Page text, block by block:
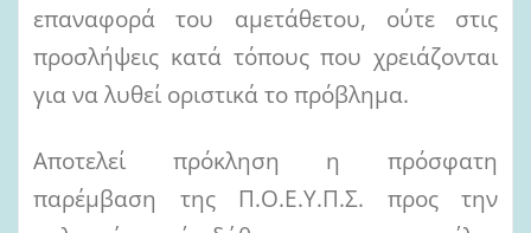
επαναφορά του αμετάθετου, ούτε στις
προσλήψεις κατά τόπους που χρειάζονται
για να λυθεί οριστικά το πρόβλημα.
Αποτελεί πρόκληση η πρόσφατη
παρέμβαση της Π.Ο.Ε.Υ.Π.Σ. προς την